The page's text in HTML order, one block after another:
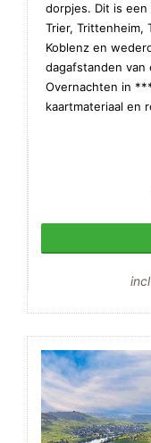
dorpjes. Dit is
Trier, Trittenheim,
Koblenz en
dagafstanden van
Overnachten in
kaartmateriaal en